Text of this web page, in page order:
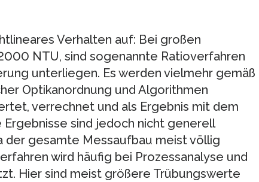
Verhalten auf: Bei großen
NTU, sind sogenannte Ratioverfahren
unterliegen. Es werden vielmehr gemäß
Optikanordnung und Algorithmen
verrechnet und als Ergebnis mit dem
sind jedoch nicht generell
der gesamte Messaufbau meist völlig
wird häufig bei Prozessanalyse und
Hier sind meist größere Trübungswerte